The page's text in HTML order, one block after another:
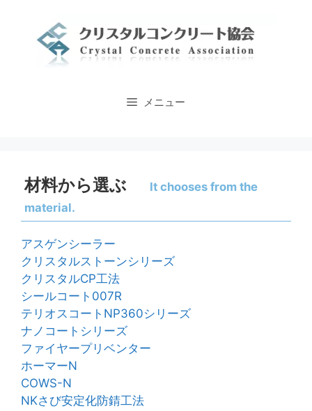
メニュー
材料から選ぶ
It chooses from the
material.
アスゲンシーラー
クリスタルストーンシリーズ
クリスタルCP工法
シールコート007R
テリオスコートNP360シリーズ
ナノコートシリーズ
ファイヤープリベンター
ホーマーN
COWS-N
NKさび安定化防錆工法